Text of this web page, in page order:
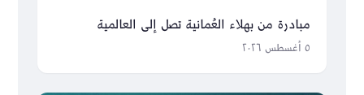
مبادرة من بهلاء العُمانية تصل إلى العالمية
٥ أغسطس ٢٠٢٦